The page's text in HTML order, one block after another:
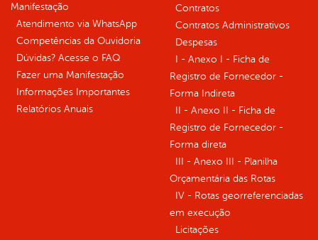
Manifestação
Atendimento via WhatsApp
Competências da Ouvidoria
Dúvidas? Acesse o FAQ
Fazer uma Manifestação
Informações Importantes
Relatórios Anuais
Contratos
Contratos Administrativos
Despesas
I - Anexo I - Ficha de
Registro de Fornecedor -
Forma Indireta
II - Anexo II - Ficha de
Registro de Fornecedor -
Forma direta
III - Anexo III - Planilha
Orçamentária das Rotas
IV - Rotas georreferenciadas
em execução
Licitações